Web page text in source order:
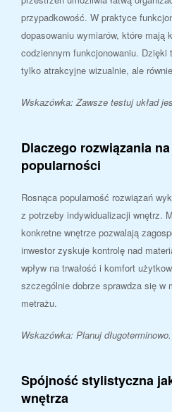
przypadkowość. W praktyce
dopasowaniu wymiarów, które mają
codziennym funkcjonowaniu.
tylko atrakcyjne wizualnie, ale
Wskazówka: Zawsze testuj układ
Dlaczego rozwiązania
popularności
Rosnąca popularność rozwiązań
z potrzeby indywidualizacji wnętrz.
konkretne wnętrze pozwalają
inwestor zyskuje kontrolę nad
wpływ na trwałość i komfort
szczególnie dobrze sprawdza się w
metrażu.
Wskazówka: Planuj długoterminowo.
Spójność stylistyczna
wnętrza